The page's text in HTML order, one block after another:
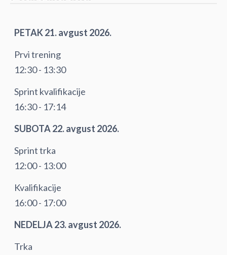
PETAK 21. avgust 2026.
Prvi trening
12:30 - 13:30
Sprint kvalifikacije
16:30 - 17:14
SUBOTA 22. avgust 2026.
Sprint trka
12:00 - 13:00
Kvalifikacije
16:00 - 17:00
NEDELJA 23. avgust 2026.
Trka